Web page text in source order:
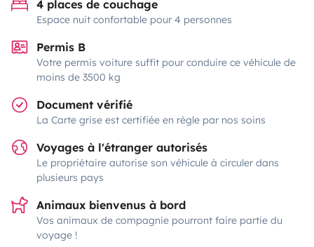
4 places de couchage
Espace nuit confortable pour 4 personnes
Permis B
Votre permis voiture suffit pour conduire ce véhicule de
moins de 3500 kg
Document vérifié
La Carte grise est certifiée en règle par nos soins
Voyages à l'étranger autorisés
Le propriétaire autorise son véhicule à circuler dans
plusieurs pays
Animaux bienvenus à bord
Vos animaux de compagnie pourront faire partie du
voyage !